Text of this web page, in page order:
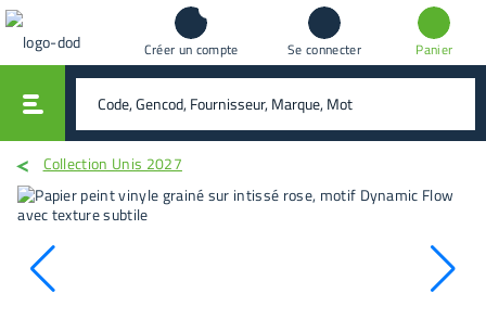
Créer un compte Se connecter Panier
rechercher
Collection Unis 2027